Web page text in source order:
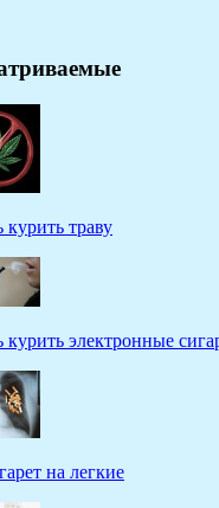
курить траву
курить электронные
на легкие